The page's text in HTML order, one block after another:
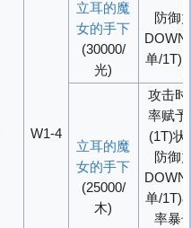
W1-4
立耳的魔
女的手下
(30000/
光)
防御
单/
立耳的魔
女的手下
(25000/
木)
攻击时
率赋予
(1T)状
防御
单/1T)&
率暴